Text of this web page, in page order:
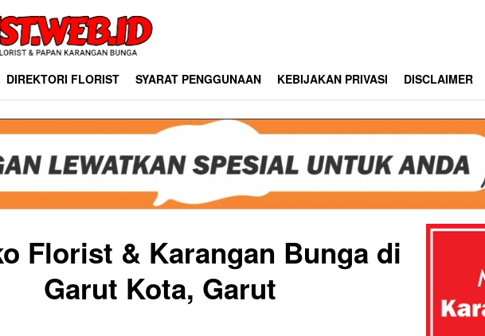
DIREKTORI FLORIST SYARAT PENGGUNAAN KEBIJAKAN PRIVASI DISCLAIMER
Florist & Karangan Bunga di
Garut Kota, Garut